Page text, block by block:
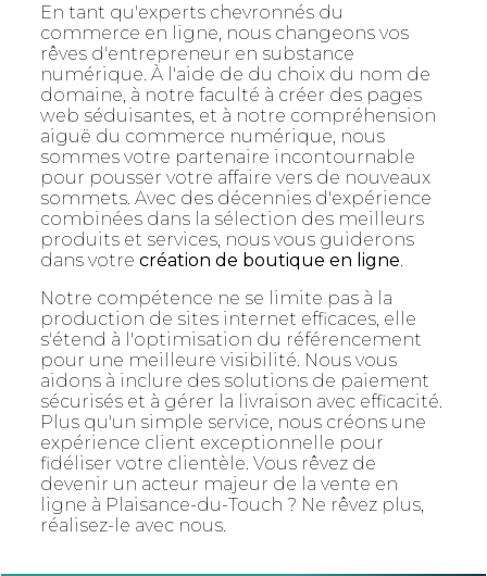
En tant qu'experts chevronnés du
commerce en ligne, nous changeons vos
rêves d'entrepreneur en substance
numérique. À l'aide de du choix du nom de
domaine, à notre faculté à créer des pages
web séduisantes, et à notre compréhension
aiguë du commerce numérique, nous
sommes votre partenaire incontournable
pour pousser votre affaire vers de nouveaux
sommets. Avec des décennies d'expérience
combinées dans la sélection des meilleurs
produits et services, nous vous guiderons
dans votre création de boutique en ligne
Notre compétence ne se limite pas à la
production de sites internet efficaces, elle
s'étend à l'optimisation du référencement
pour une meilleure visibilité. Nous vous
aidons à inclure des solutions de paiement
sécurisés et à gérer la livraison avec efficacité.
Plus qu'un simple service, nous créons une
expérience client exceptionnelle pour
fidéliser votre clientèle. Vous rêvez de
devenir un acteur majeur de la vente en
ligne à Plaisance-du-Touch ? Ne rêvez plus,
réalisez-le avec nous.